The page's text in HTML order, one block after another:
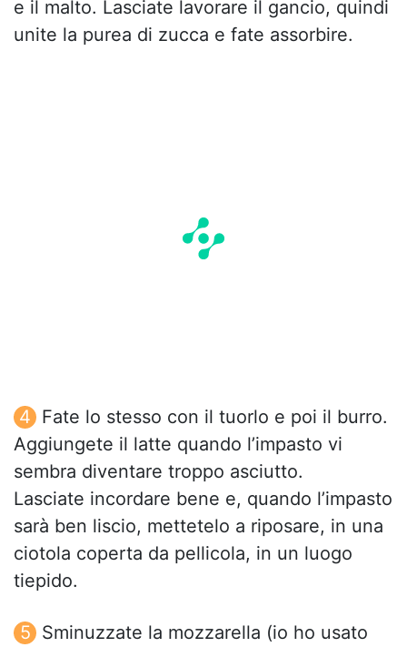
e il malto. Lasciate lavorare il gancio, quindi
unite la purea di zucca e fate assorbire.
Fate lo stesso con il tuorlo e poi il burro.
Aggiungete il latte quando l’impasto vi
sembra diventare troppo asciutto.
Lasciate incordare bene e, quando l’impasto
sarà ben liscio, mettetelo a riposare, in una
ciotola coperta da pellicola, in un luogo
tiepido.
Sminuzzate la mozzarella (io ho usato